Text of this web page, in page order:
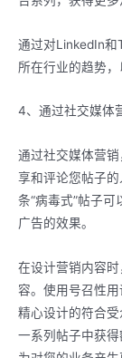
通过对LinkedIn和
所在行业的趋势，
4、通过社交媒体
通过社交媒体营
享和评论您帖子
条“病毒式”帖子
广告的效果。
在设计营销内容
容。使用号召性用
精心设计的符合
一系列帖子中获